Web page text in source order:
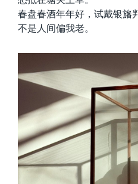
春盘春酒年年好，试戴银旛
不是人间偏我老。